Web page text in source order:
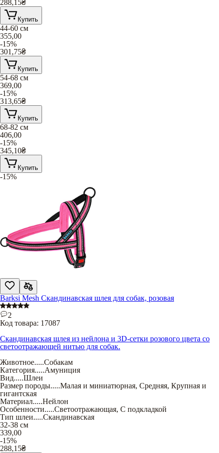
288,15₴
Купить
44-60 см
355,00
-15%
301,75₴
Купить
54-68 см
369,00
-15%
313,65₴
Купить
68-82 см
406,00
-15%
345,10₴
Купить
-15%
Barksi Mesh Скандинавская шлея для собак, розовая
2
Код товара: 17087
Скандинавская шлея из нейлона и 3D-сетки розового цвета со
светоотражающей нитью для собак.
Животное.....Собакам
Категория.....Амуниция
Вид.....Шлеи
Размер породы.....Малая и миниатюрная, Средняя, Крупная и
гигантская
Материал.....Нейлон
Особенности.....Светоотражающая, С подкладкой
Тип шлеи.....Скандинавская
32-38 см
339,00
-15%
288,15₴